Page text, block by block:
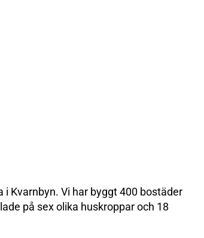
Kvarnbyn. Vi har byggt 400 bostäder
på sex olika huskroppar och 18